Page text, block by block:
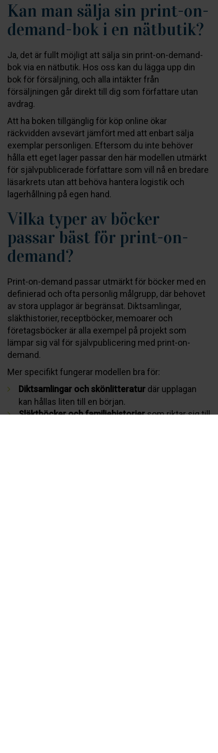
Kan man sälja sin print-on-
demand-bok i en nätbutik?
Ja, det är fullt möjligt att sälja sin print-on-demand-
bok via en nätbutik. Hos oss kan du lägga upp din
bok för försäljning, och alla intäkter från
försäljningen går direkt till dig som författare utan
avdrag.
Att ha boken tillgänglig för köp online ökar
räckvidden avsevärt jämfört med att enbart sälja
exemplar personligen. Eftersom du inte behöver
hålla ett eget lager passar den här modellen utmärkt
för självpublicerade författare som vill nå en bredare
läsarkrets utan att behöva hantera logistik och
lagerhållning på egen hand.
Vilka typer av böcker
passar bäst för print-on-
demand?
Print-on-demand passar utmärkt för böcker med en
definierad och ofta personlig målgrupp, där behovet
av stora upplagor är begränsat. Diktsamlingar,
släkthistorier, receptböcker, memoarer och
företagsböcker är alla exempel på projekt som
lämpar sig väl för självpublicering med print-on-
demand.
Mer specifikt fungerar modellen bra för:
Diktsamlingar och skönlitteratur där upplagan
kan hållas liten till en början.
Släktböcker och familjehistoriersom riktar sig till